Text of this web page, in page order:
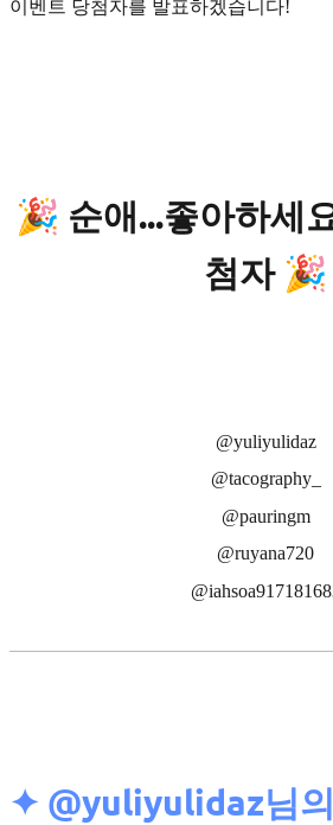
이벤트 당첨자를 발표하겠습니다!
🎉 순애...좋아하세
첨자 🎉
@yuliyulidaz
@tacography_
@pauringm
@ruyana720
✦ @yuliyulidaz님